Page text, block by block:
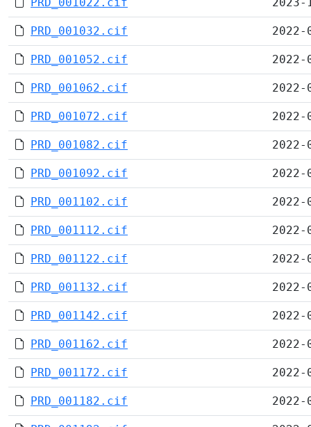
PRD_001032.cif
PRD_001052.cif
PRD_001062.cif
PRD_001072.cif
PRD_001082.cif
PRD_001092.cif
PRD_001102.cif
PRD_001112.cif
PRD_001122.cif
PRD_001132.cif
PRD_001142.cif
PRD_001162.cif
PRD_001172.cif
PRD_001182.cif